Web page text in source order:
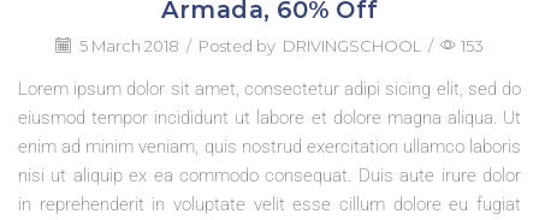
Armada, 60% Off
5 March 2018 / Posted by DRIVINGSCHOOL / 153
Lorem ipsum dolor sit amet, consectetur adipi sicing elit, sed do
eiusmod tempor incididunt ut labore et dolore magna aliqua. Ut
enim ad minim veniam, quis nostrud exercitation ullamco laboris
nisi ut aliquip ex ea commodo consequat. Duis aute irure dolor
in reprehenderit in voluptate velit esse cillum dolore eu fugiat